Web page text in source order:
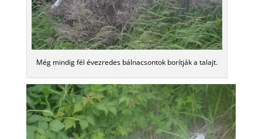
Még mindig fél évezredes bálnacsontok borítják a talajt.